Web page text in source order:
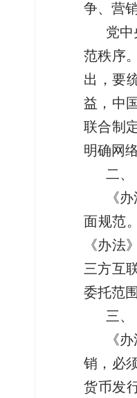
争、营
党
范秩序
出，要
益，中
联合制
明确网
二、
《
面规范
《办法
三方互
委托范围
三
《
销，必
货币发